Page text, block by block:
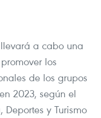
a cabo una
los
de los grupos
2023, según el
y Turismo